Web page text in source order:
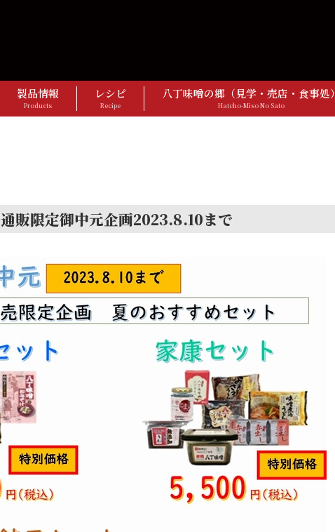
製品情報
Products
レシピ
Recipe
八丁味噌の郷（見学・売店・食事処）
Hatcho-Miso No Sato
通販限定御中元企画2023.8.10まで